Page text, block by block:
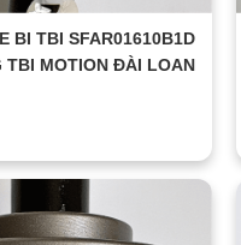
BI TBI SFAR01610B1D
TBI MOTION ĐÀI LOAN